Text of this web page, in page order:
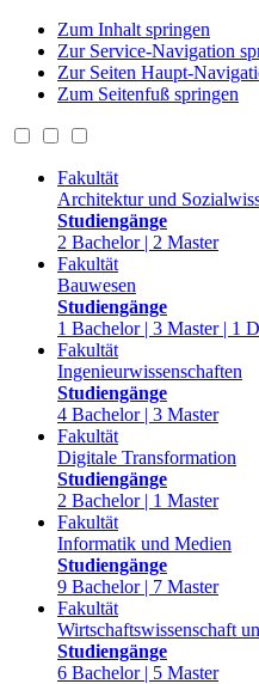
Zum Inhalt springen
Zur Service-Navigation
Zur Seiten Haupt-
Zum Seitenfuß springen
Fakultät
Architektur und
Studiengänge
2 Bachelor | 2 Master
Fakultät
Bauwesen
Studiengänge
1 Bachelor | 3 Master | 1
Fakultät
Ingenieurwissenschaften
Studiengänge
4 Bachelor | 3 Master
Fakultät
Digitale Transformation
Studiengänge
2 Bachelor | 1 Master
Fakultät
Informatik und Medien
Studiengänge
9 Bachelor | 7 Master
Fakultät
Wirtschaftswissenschaft
Studiengänge
6 Bachelor | 5 Master